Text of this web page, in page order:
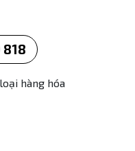
818
hàng hóa